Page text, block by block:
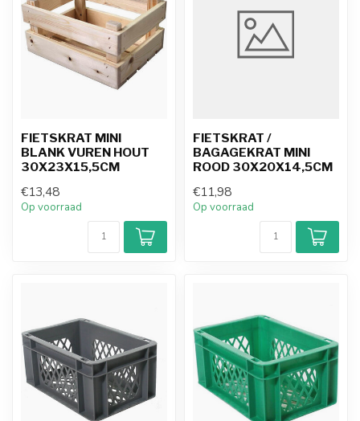
FIETSKRAT MINI
BLANK VUREN HOUT
30X23X15,5CM
€13,48
Op voorraad
FIETSKRAT /
BAGAGEKRAT MINI
ROOD 30X20X14,5CM
€11,98
Op voorraad